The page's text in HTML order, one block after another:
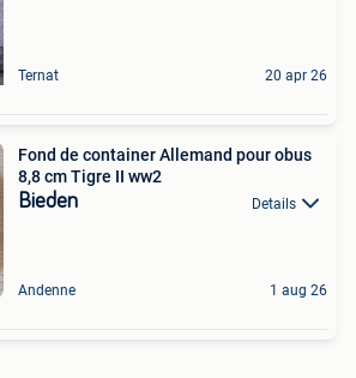
Ternat 20 apr 26
Fond de container Allemand pour obus
8,8 cm Tigre II ww2
Bieden Details
Andenne 1 aug 26